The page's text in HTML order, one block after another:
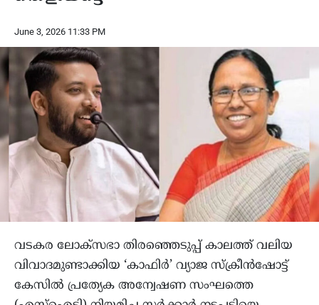
June 3, 2026 11:33 PM
വടകര ലോക്‌സഭാ തിരഞ്ഞെടുപ്പ് കാലത്ത് വലിയ
വിവാദമുണ്ടാക്കിയ ‘കാഫിർ’ വ്യാജ സ്‌ക്രീൻഷോട്ട്
കേസിൽ പ്രത്യേക അന്വേഷണ സംഘത്തെ